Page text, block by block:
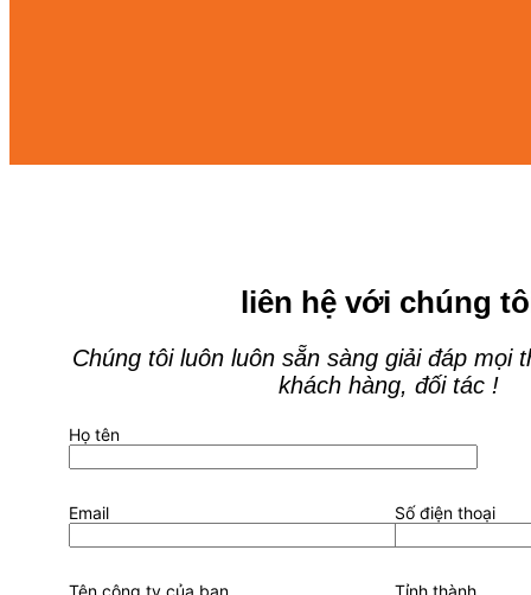
liên hệ với chúng
Chúng tôi luôn luôn sẵn sàng giải đáp mọi
khách hàng, đối tác !
Họ tên
Email Số điện thoại
Tên công ty của bạn Tỉnh thành